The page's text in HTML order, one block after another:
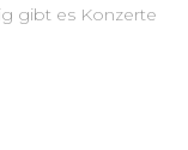
gibt es Konzerte